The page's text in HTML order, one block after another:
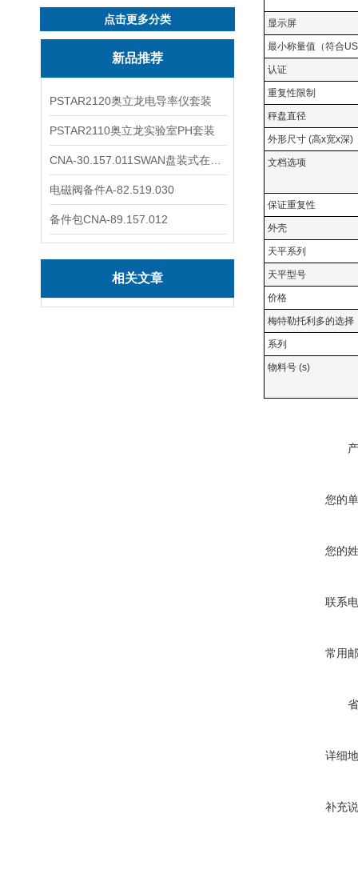
点击更多分类
新品推荐
PSTAR2120奥立龙电导率仪套装
PSTAR2110奥立龙实验室PH套装
电磁阀备件A-82.519.030
备件包CNA-89.157.012
相关文章
显示屏
最小称量值（符合
认证
重复性限制
秤盘直径
外形尺寸 (高x宽x深)
文档选项
保证重复性
外壳
天平系列
天平型号
价格
梅特勒托利多的选择
系列
物料号 (s)
您的
您的
联系
常用
详细
补充